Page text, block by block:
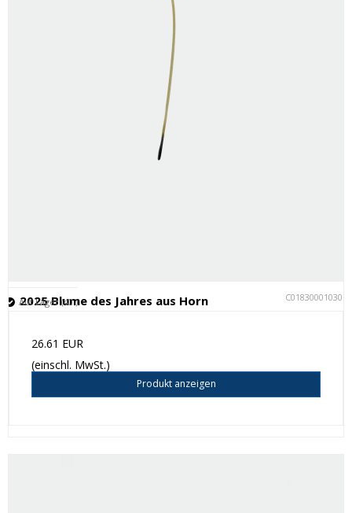
2025 Blume des Jahres aus Horn C018300010301
Auf Lager (40 )
26.61 EUR
(einschl. MwSt.)
Produkt anzeigen